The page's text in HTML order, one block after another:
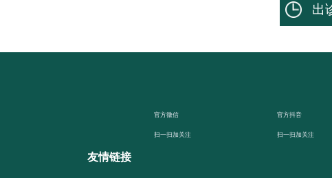
出
官方微信
扫一扫加关注
官方抖音
扫一扫加关注
友情链接